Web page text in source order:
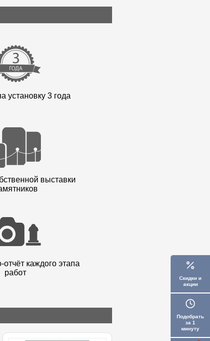
Скидки и
акции
Подобрать
за 1
минуту
установку 3 года
выставки
каждого этапа
работ